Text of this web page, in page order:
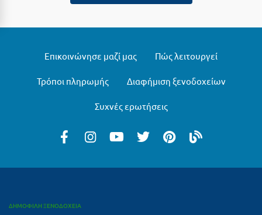
Επικοινώνησε μαζί μας Πώς λειτουργεί
Τρόποι πληρωμής Διαφήμιση ξενοδοχείων
Συχνές ερωτήσεις
ΔΗΜΟΦΙΛΗ ΞΕΝΟΔΟΧΕΙΑ